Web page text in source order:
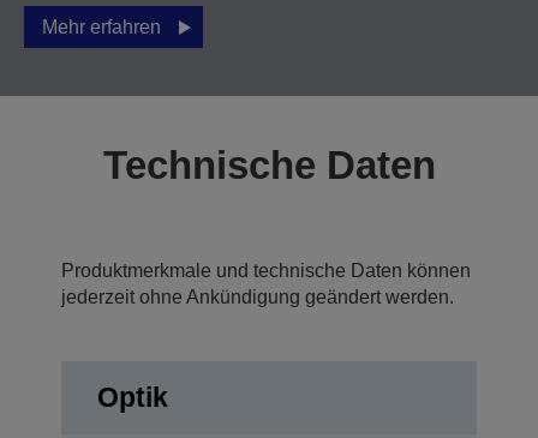
Mehr erfahren
Technische Daten
Produktmerkmale und technische Daten können
jederzeit ohne Ankündigung geändert werden.
Optik